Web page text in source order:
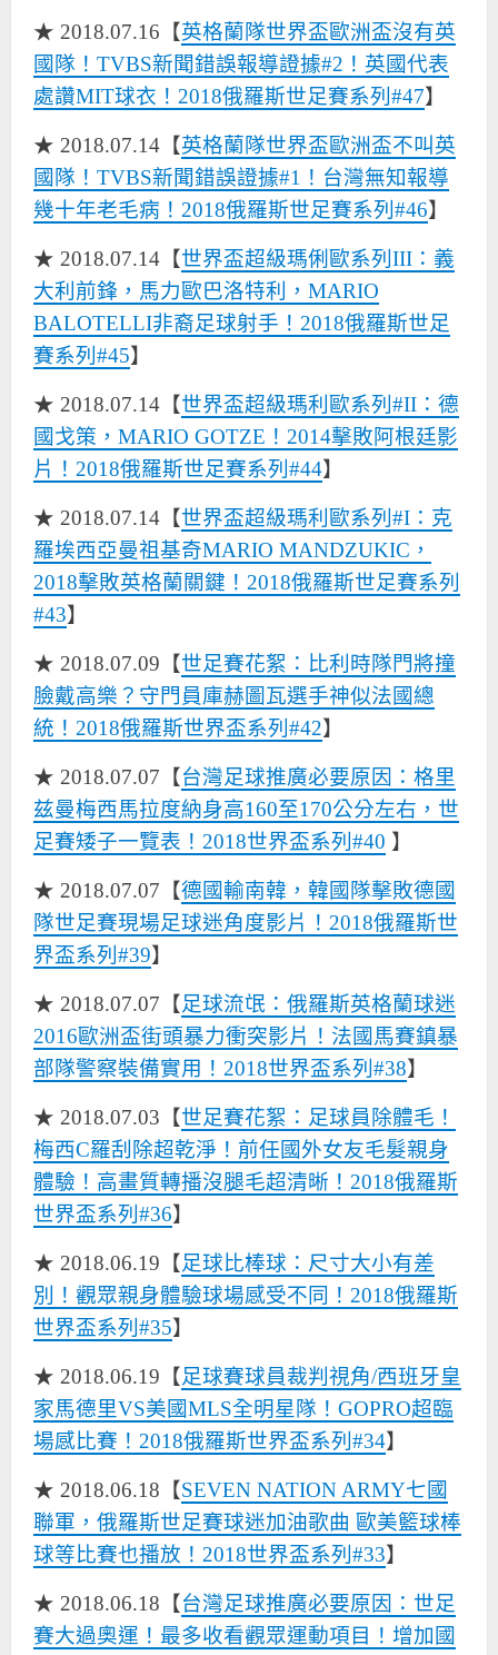
★ 2018.07.16【英格蘭隊世界盃歐洲盃沒有英
國隊！TVBS新聞錯誤報導證據#2！英國代表
處讚MIT球衣！2018俄羅斯世足賽系列#47】
★ 2018.07.14【英格蘭隊世界盃歐洲盃不叫英
國隊！TVBS新聞錯誤證據#1！台灣無知報導
幾十年老毛病！2018俄羅斯世足賽系列#46】
★ 2018.07.14【世界盃超級瑪俐歐系列III：義
大利前鋒，馬力歐巴洛特利，MARIO
BALOTELLI非裔足球射手！2018俄羅斯世足
賽系列#45】
★ 2018.07.14【世界盃超級瑪利歐系列#II：德
國戈策，MARIO GOTZE！2014擊敗阿根廷影
片！2018俄羅斯世足賽系列#44】
★ 2018.07.14【世界盃超級瑪利歐系列#I：克
羅埃西亞曼祖基奇MARIO MANDZUKIC，
2018擊敗英格蘭關鍵！2018俄羅斯世足賽系列
#43】
★ 2018.07.09【世足賽花絮：比利時隊門將撞
臉戴高樂？守門員庫赫圖瓦選手神似法國總
統！2018俄羅斯世界盃系列#42】
★ 2018.07.07【台灣足球推廣必要原因：格里
兹曼梅西馬拉度納身高160至170公分左右，世
足賽矮子一覽表！2018世界盃系列#40 】
★ 2018.07.07【德國輸南韓，韓國隊擊敗德國
隊世足賽現場足球迷角度影片！2018俄羅斯世
界盃系列#39】
★ 2018.07.07【足球流氓：俄羅斯英格蘭球迷
2016歐洲盃街頭暴力衝突影片！法國馬賽鎮暴
部隊警察裝備實用！2018世界盃系列#38】
★ 2018.07.03【世足賽花絮：足球員除體毛！
梅西C羅刮除超乾淨！前任國外女友毛髮親身
體驗！高畫質轉播沒腿毛超清晰！2018俄羅斯
世界盃系列#36】
★ 2018.06.19【足球比棒球：尺寸大小有差
別！觀眾親身體驗球場感受不同！2018俄羅斯
世界盃系列#35】
★ 2018.06.19【足球賽球員裁判視角/西班牙皇
家馬德里VS美國MLS全明星隊！GOPRO超臨
場感比賽！2018俄羅斯世界盃系列#34】
★ 2018.06.18【SEVEN NATION ARMY七國
聯軍，俄羅斯世足賽球迷加油歌曲 歐美籃球棒
球等比賽也播放！2018世界盃系列#33】
★ 2018.06.18【台灣足球推廣必要原因：世足
賽大過奧運！最多收看觀眾運動項目！增加國